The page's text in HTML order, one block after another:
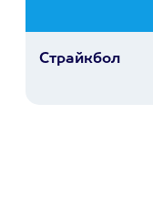
Страйкбол